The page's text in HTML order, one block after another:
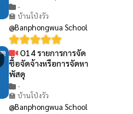
-
🏫 บ้านโป่งวัว
@Banphongwua School
O14 รายการการจัด
ซื้อจัดจ้างหรือการจัดหา
พัสดุ
-
🏫 บ้านโป่งวัว
@Banphongwua School